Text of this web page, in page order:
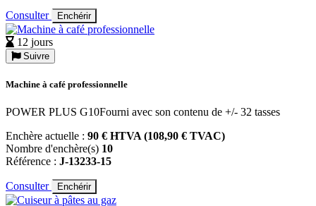
Consulter Enchérir
12 jours
Suivre
Machine à café professionnelle
POWER PLUS G10Fourni avec son contenu de +/- 32 tasses
Enchère actuelle : 90 € HTVA (108,90 € TVAC)
Nombre d'enchère(s) 10
Référence : J-13233-15
Consulter Enchérir